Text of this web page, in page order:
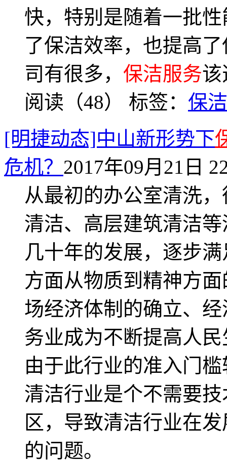
快，特别是随着一批
了保洁效率，也提高
司有很多， 保洁服务该
阅读（48） 标签： 保
[明捷动态]中山新形势下
危机？ 2017年09月21日
从最初的办公室清洗
清洁、高层建筑清洁
几十年的发展，逐步
方面从物质到精神方
场经济体制的确立、
务业成为不断提高人
由于此行业的准入门
清洁行业是个不需要
区，导致清洁行业在
的问题。